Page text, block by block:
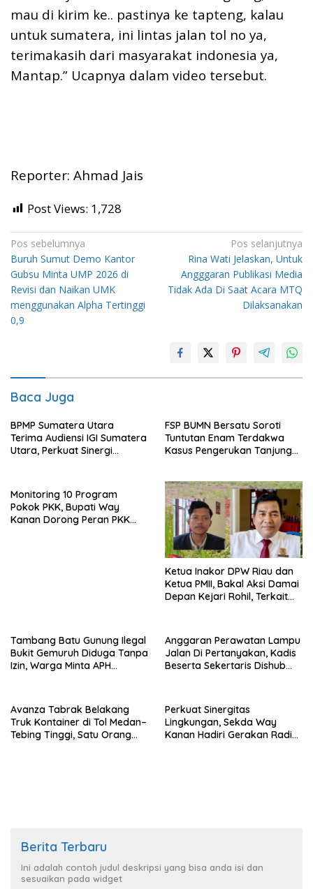
mau di kirim ke.. pastinya ke tapteng, kalau
untuk sumatera, ini lintas jalan tol no ya,
terimakasih dari masyarakat indonesia ya,
Mantap.” Ucapnya dalam video tersebut.
Reporter: Ahmad Jais
Post Views: 1,728
Navigasi
pos
Pos sebelumnya
Buruh Sumut Demo Kantor
Gubsu Minta UMP 2026 di
Revisi dan Naikan UMK
menggunakan Alpha Tertinggi
0,9
Pos selanjutnya
Rina Wati Jelaskan, Untuk
Angggaran Publikasi Media
Tidak Ada Di Saat Acara MTQ
Dilaksanakan
Baca Juga
BPMP Sumatera Utara
Terima Audiensi IGI Sumatera
Utara, Perkuat Sinergi
FSP BUMN Bersatu Soroti
Tuntutan Enam Terdakwa
Kasus Pengerukan Tanjung
Monitoring 10 Program
Pokok PKK, Bupati Way
Kanan Dorong Peran PKK
Ketua Inakor DPW Riau dan
Ketua PMII, Bakal Aksi Damai
Depan Kejari Rohil, Terkait
Tambang Batu Gunung Ilegal
Bukit Gemuruh Diduga Tanpa
Izin, Warga Minta APH
Anggaran Perawatan Lampu
Jalan Di Pertanyakan, Kadis
Beserta Sekertaris Dishub
Avanza Tabrak Belakang
Truk Kontainer di Tol Medan–
Tebing Tinggi, Satu Orang
Perkuat Sinergitas
Lingkungan, Sekda Way
Kanan Hadiri Gerakan Radin
Berita Terbaru
Ini adalah contoh judul deskripsi yang bisa anda isi dan
sesuaikan pada widget